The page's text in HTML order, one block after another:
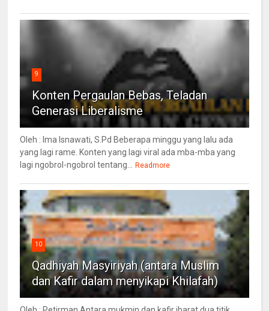
9
Konten Pergaulan Bebas, Teladan
Generasi Liberalisme
Oleh : Ima Isnawati, S.Pd Beberapa minggu yang lalu ada
yang lagi rame. Konten yang lagi viral ada mba-mba yang
lagi ngobrol-ngobrol tentang...
Readmore
10
Qadhiyah Masyiriyah (antara Muslim
dan Kafir dalam menyikapi Khilafah)